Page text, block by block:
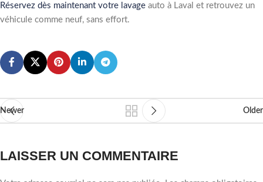
Réservez dès maintenant votre lavage auto à Laval et retrouvez un
véhicule comme neuf, sans effort.
Newer Older
LAISSER UN COMMENTAIRE